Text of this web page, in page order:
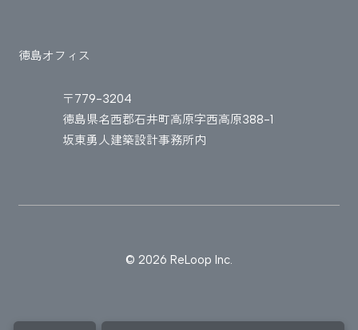
徳島オフィス
〒779-3204
徳島県名西郡石井町高原字西高原388-1
坂東勇人建築設計事務所内
© 2026 ReLoop Inc.